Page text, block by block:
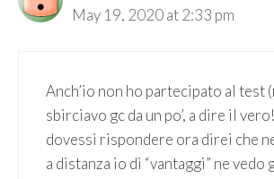
May 19, 2020 at 2:33 pm
Anch’io non ho partecipato al test
sbirciavo gc da un po’, a dire il
dovessi rispondere ora direi che
a distanza io di “vantaggi” ne vedo